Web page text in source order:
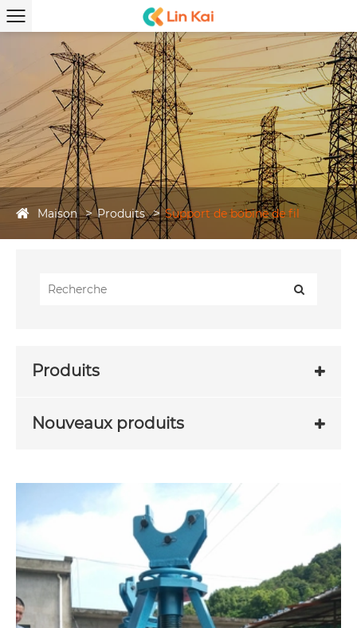
Maison Produits Support de bobine de fil
Produits
Nouveaux produits